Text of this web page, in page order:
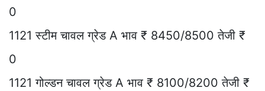
0
1121 स्टीम चावल ग्रेड A भाव ₹ 8450/8500 तेजी ₹
0
1121 गोल्डन चावल ग्रेड A भाव ₹ 8100/8200 तेजी ₹